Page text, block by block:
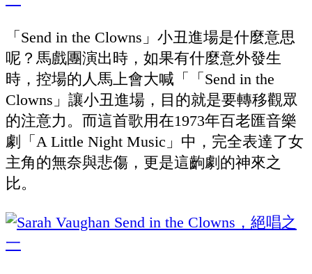
「Send in the Clowns」小丑進場是什麼意思
呢？馬戲團演出時，如果有什麼意外發生
時，控場的人馬上會大喊「「Send in the
Clowns」讓小丑進場，目的就是要轉移觀眾
的注意力。而這首歌用在1973年百老匯音樂
劇「A Little Night Music」中，完全表達了女
主角的無奈與悲傷，更是這齣劇的神來之
比。